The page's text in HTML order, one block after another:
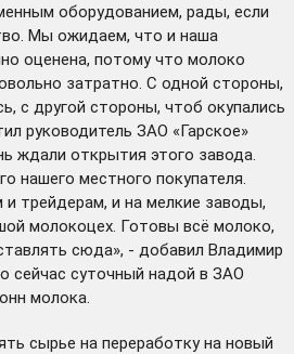
оборудованием, рады, если
Мы ожидаем, что и наша
оценена, потому что молоко
затратно. С одной стороны,
с другой стороны, чтоб окупались
руководитель ЗАО «Гарское»
ждали открытия этого завода.
нашего местного покупателя.
трейдерам, и на мелкие заводы,
молокоцех. Готовы всё молоко,
сюда», - добавил Владимир
сейчас суточный надой в ЗАО
молока.
сырье на переработку на новый